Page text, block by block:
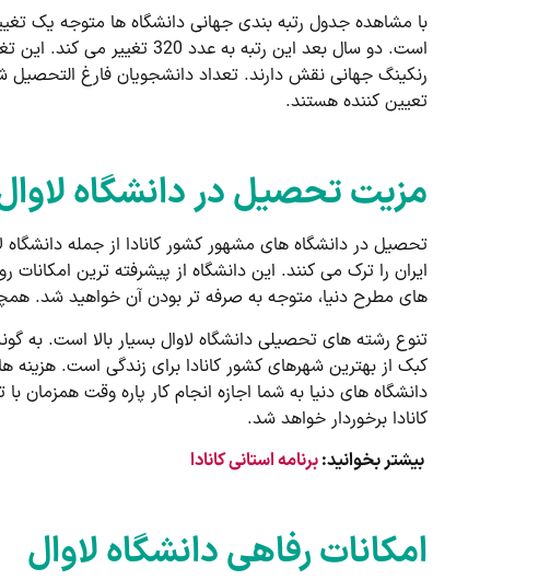
است. دو سال بعد این
رنکینگ جهانی نقش دارند. تعداد دانشجویان فارغ
تعیین کننده هستند.
مزیت تحصیل در دانشگاه
تحصیل در دانشگاه های مشهور کشور کانادا از جمله دانشگاه
ایران را ترک می کنند. این دانشگاه از پیشرفته ترین
های مطرح دنیا، متوجه به صرفه تر بودن آن خواهید شد.
تنوع رشته های تحصیلی دانشگاه لاوال بسیار بالا است. به
کبک از بهترین شهرهای کشور کانادا برای زندگی است.
دانشگاه های دنیا به شما اجازه انجام کار پاره وقت همزمان
کانادا برخوردار خواهد شد.
بیشتر بخوانید:برنامه استانی کانادا
امکانات رفاهی دانشگاه لاوال